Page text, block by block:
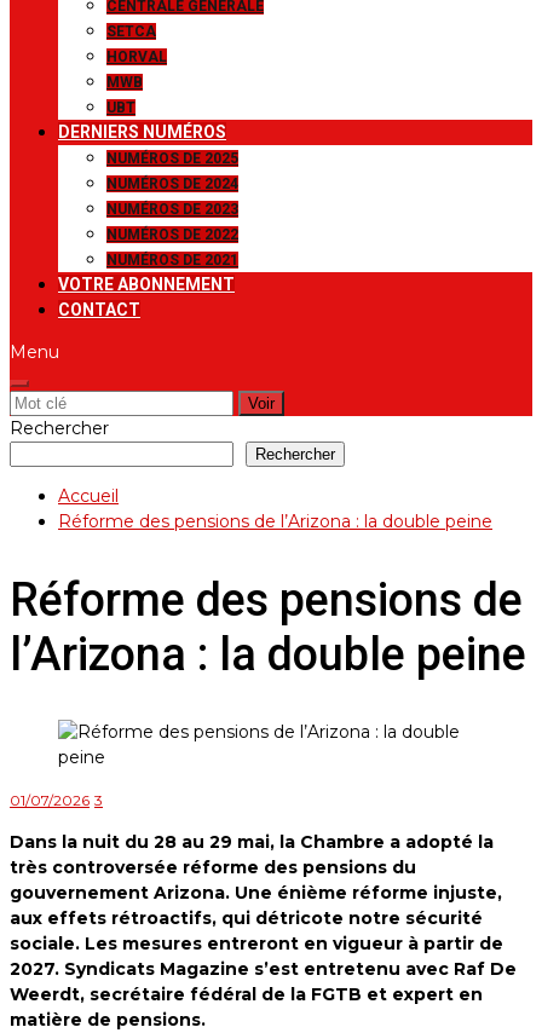
CENTRALE GÉNÉRALE
SETCA
HORVAL
MWB
UBT
DERNIERS NUMÉROS
NUMÉROS DE 2025
NUMÉROS DE 2024
NUMÉROS DE 2023
NUMÉROS DE 2022
NUMÉROS DE 2021
VOTRE ABONNEMENT
CONTACT
Menu
Rechercher:
Rechercher
Rechercher
Accueil
Réforme des pensions de l’Arizona : la double peine
Réforme des pensions de
l’Arizona : la double peine
01/07/2026 3
Dans la nuit du 28 au 29 mai, la Chambre a adopté la
très controversée réforme des pensions du
gouvernement Arizona. Une énième réforme injuste,
aux effets rétroactifs, qui détricote notre sécurité
sociale. Les mesures entreront en vigueur à partir de
2027. Syndicats Magazine s’est entretenu avec Raf De
Weerdt, secrétaire fédéral de la FGTB et expert en
matière de pensions.